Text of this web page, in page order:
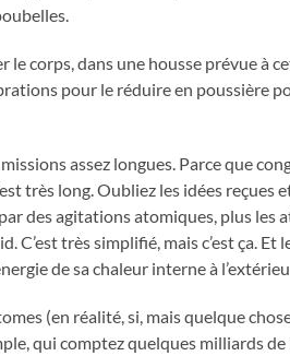
corps, dans une housse prévue à
pour le réduire en poussière
assez longues. Parce que
très long. Oubliez les idées reçues
des agitations atomiques, plus les
C’est très simplifié, mais c’est ça.
de sa chaleur interne à
(en réalité, si, mais quelque
qui comptez quelques milliards